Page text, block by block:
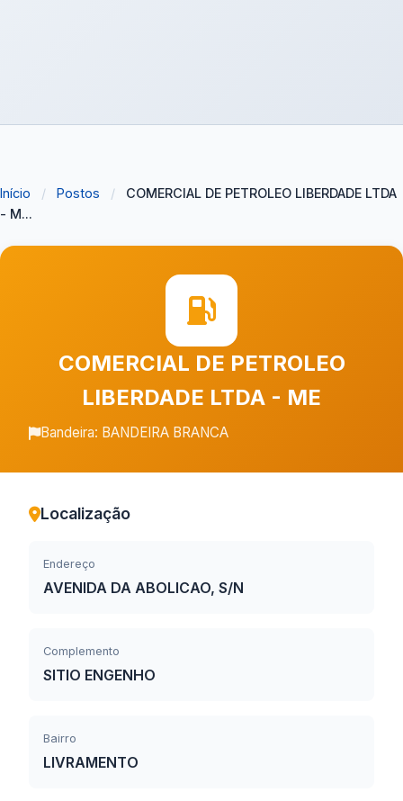
Início / Postos /
COMERCIAL DE PETROLEO LIBERDADE LTDA
- M...
COMERCIAL DE PETROLEO
LIBERDADE LTDA - ME
Bandeira: BANDEIRA BRANCA
Localização
Endereço
AVENIDA DA ABOLICAO, S/N
Complemento
SITIO ENGENHO
Bairro
LIVRAMENTO